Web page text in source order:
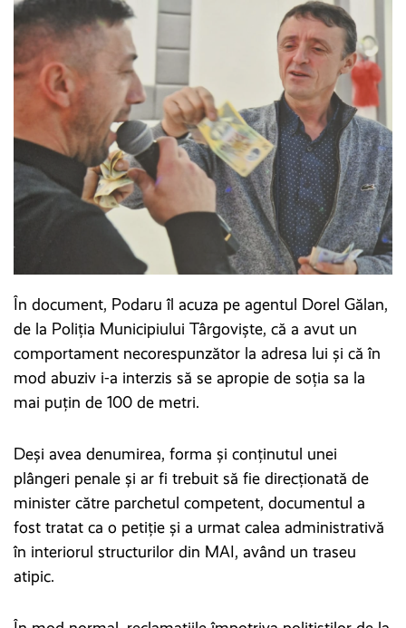
În document, Podaru îl acuza pe agentul Dorel Gălan,
de la Poliția Municipiului Târgoviște, că a avut un
comportament necorespunzător la adresa lui și că în
mod abuziv i-a interzis să se apropie de soția sa la
mai puțin de 100 de metri.
Deși avea denumirea, forma și conținutul unei
plângeri penale și ar fi trebuit să fie direcționată de
minister către parchetul competent, documentul a
fost tratat ca o petiție și a urmat calea administrativă
în interiorul structurilor din MAI, având un traseu
atipic.